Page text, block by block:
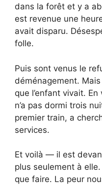
dans la forêt et y a
est revenue une
avait disparu.
folle.
Puis sont venus le
déménagement.
que l’enfant vivait.
n’a pas dormi trois
premier train, a
services.
Et voilà — il est
plus seulement à
que faire. La peur